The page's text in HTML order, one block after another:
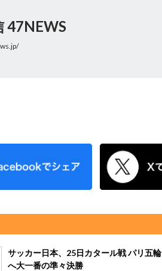
47NEWS
サッカー日本、25日カタール戦 パリ五輪
へ大一番の準々決勝